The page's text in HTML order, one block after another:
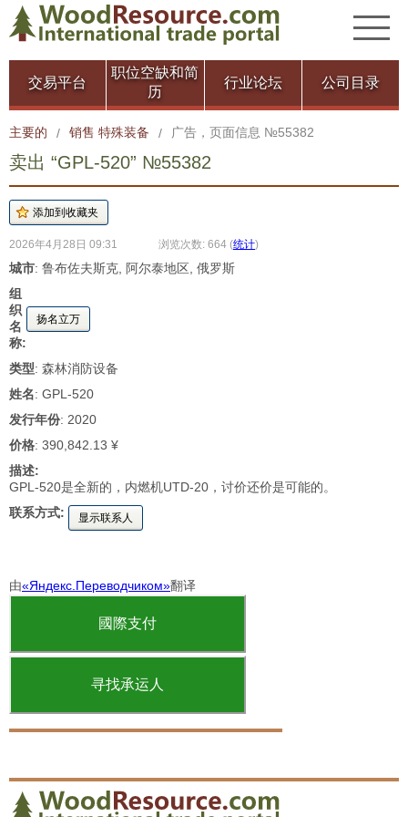
交易平台
职位空缺和简
历
行业论坛 公司目录
主要的 / 销售 特殊装备 / 广告，页面信息 №55382
卖出 “GPL-520” №55382
2026年4月28日 09:31 浏览次数: 664 (统计)
城市: 鲁布佐夫斯克, 阿尔泰地区, 俄罗斯
组
织
名
称:
扬名立万
类型: 森林消防设备
姓名: GPL-520
发行年份: 2020
价格: 390,842.13 ¥
描述:
GPL-520是全新的，内燃机UTD-20，讨价还价是可能的。
联系方式:
显示联系人
由«Яндекс.Переводчиком»翻译
國際支付
寻找承运人